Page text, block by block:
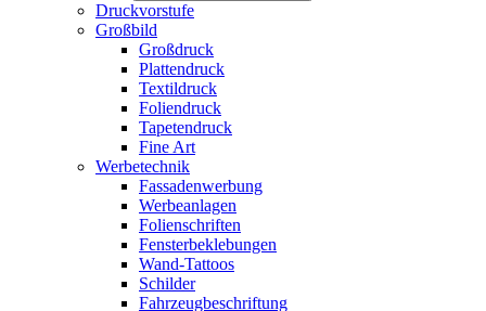
Druckvorstufe
Großbild
Großdruck
Plattendruck
Textildruck
Foliendruck
Tapetendruck
Fine Art
Werbetechnik
Fassadenwerbung
Werbeanlagen
Folienschriften
Fensterbeklebungen
Wand-Tattoos
Schilder
Fahrzeugbeschriftung